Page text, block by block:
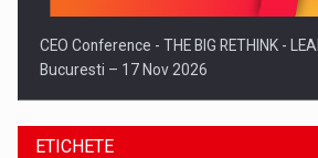
CEO Conference - THE BIG RETHINK -
Bucuresti – 17 Nov 2026
ETICHETE